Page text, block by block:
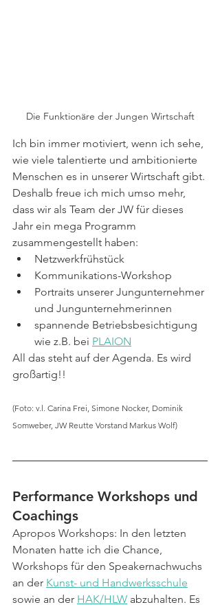
Die Funktionäre der Jungen Wirtschaft
Ich bin immer motiviert, wenn ich sehe,
wie viele talentierte und ambitionierte
Menschen es in unserer Wirtschaft gibt.
Deshalb freue ich mich umso mehr,
dass wir als Team der JW für dieses
Jahr ein mega Programm
zusammengestellt haben:
Netzwerkfrühstück
Kommunikations-Workshop
Portraits unserer Jungunternehmer
und Jungunternehmerinnen
spannende Betriebsbesichtigung
wie z.B. bei PLAION
All das steht auf der Agenda. Es wird
großartig!!
(Foto: v.l. Carina Frei, Simone Nocker, Dominik
Somweber, JW Reutte Vorstand Markus Wolf)
Performance Workshops und
Coachings
Apropos Workshops: In den letzten
Monaten hatte ich die Chance,
Workshops für den Speakernachwuchs
an der Kunst- und Handwerksschule
sowie an der HAK/HLW abzuhalten. Es